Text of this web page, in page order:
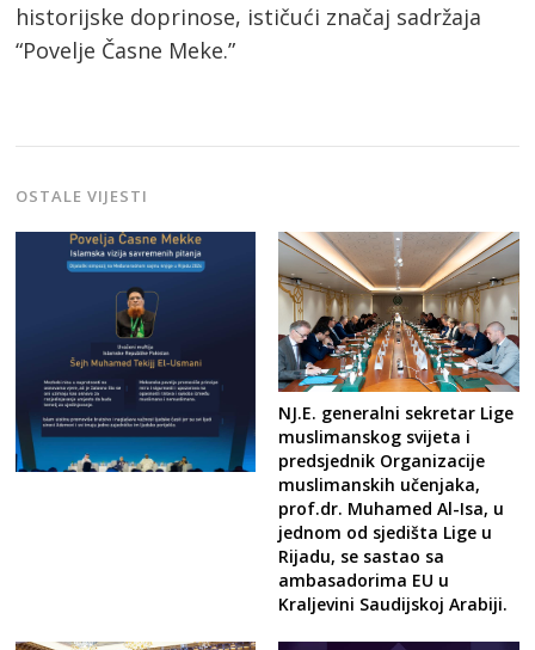
historijske doprinose, ističući značaj sadržaja
“Povelje Časne Meke.”
OSTALE VIJESTI
NJ.E. generalni sekretar Lige
muslimanskog svijeta i
predsjednik Organizacije
muslimanskih učenjaka,
prof.dr. Muhamed Al-Isa, u
jednom od sjedišta Lige u
Rijadu, se sastao sa
ambasadorima EU u
Kraljevini Saudijskoj Arabiji.